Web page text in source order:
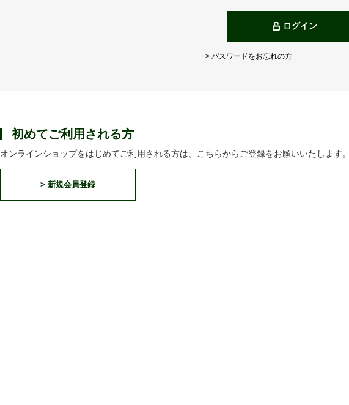
ログイン
> パスワードをお忘れの方
初めてご利用される方
オンラインショップをはじめてご利用される方は、こちらからご登録をお願いいたします
> 新規会員登録